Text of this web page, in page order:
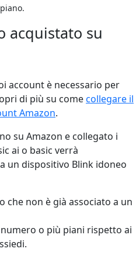
acquistato su
account è necessario per
di più su comecollegare il
Amazon.
su Amazon e collegato i
ai o basic verrà
un dispositivo Blink idoneo
che non è già associato a un
o più piani rispetto ai